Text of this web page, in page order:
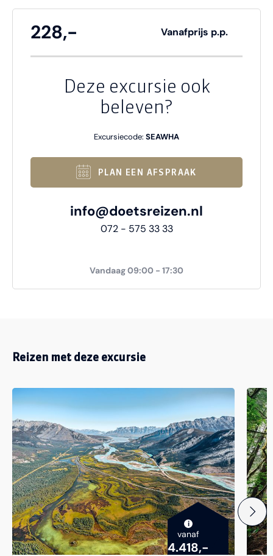
228,- Vanafprijs p.p.
Deze excursie ook
beleven?
Excursiecode: SEAWHA
PLAN EEN AFSPRAAK
info@doetsreizen.nl
072 - 575 33 33
Vandaag 09:00 - 17:30
Reizen met deze excursie
i
vanaf
4.418,-